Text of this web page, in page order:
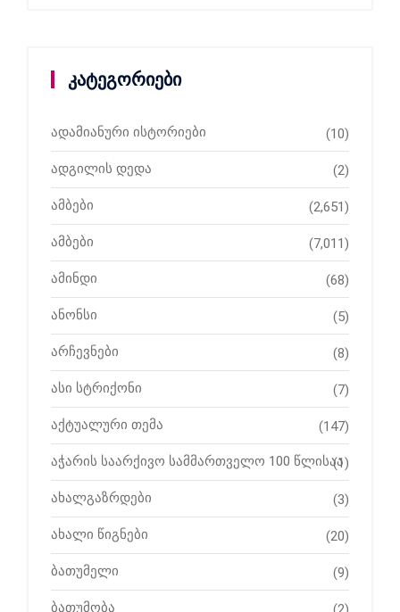
კატეგორიები
ადამიანური ისტორიები (10)
ადგილის დედა (2)
ამბები (2,651)
ამბები (7,011)
ამინდი (68)
ანონსი (5)
არჩევნები (8)
ასი სტრიქონი (7)
აქტუალური თემა (147)
აჭარის საარქივო სამმართველო 100 წლისაა
(1)
ახალგაზრდები (3)
ახალი წიგნები (20)
ბათუმელი (9)
ბათუმობა